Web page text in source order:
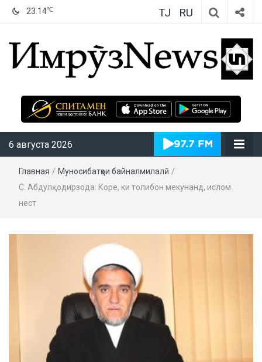
23.14℃ TJ RU
ИмрӯзNews
6 августа 2026
Главная / Муносибатҳои байналмилалӣ /
С. Абдулқодирзода: Коре, ки толибон мекунанд, ислом
нест